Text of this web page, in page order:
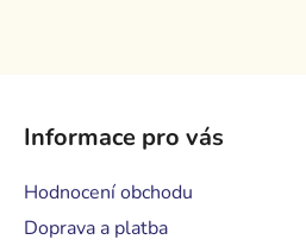
Informace pro vás
Hodnocení obchodu
Doprava a platba